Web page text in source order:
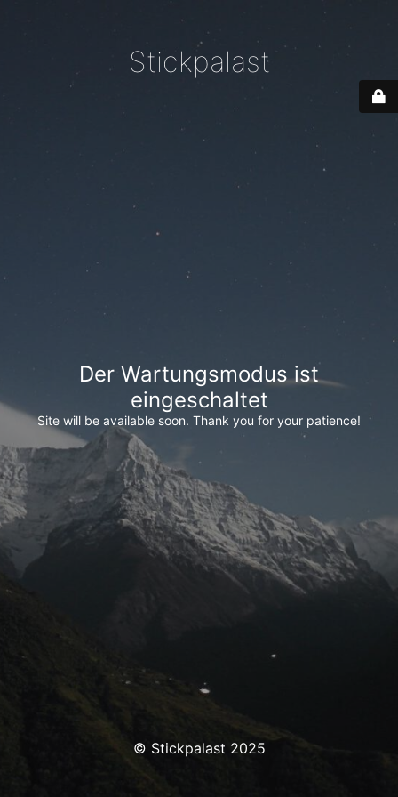
Stickpalast
Der Wartungsmodus ist
eingeschaltet
Site will be available soon. Thank you for your patience!
© Stickpalast 2025